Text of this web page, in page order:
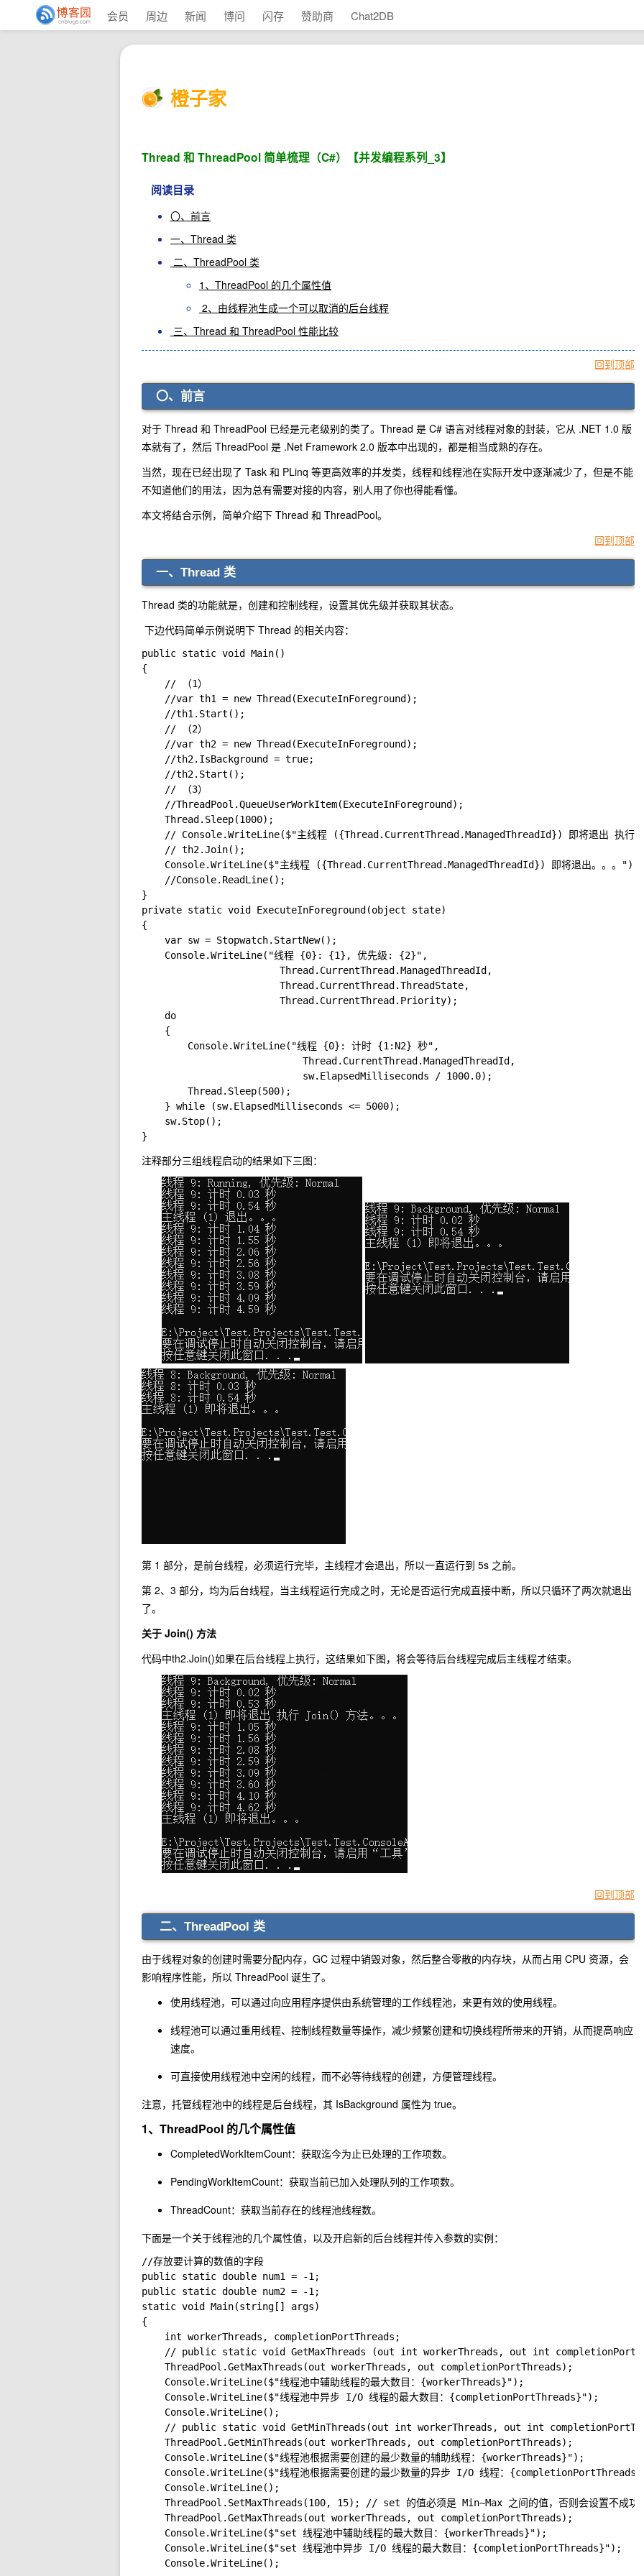
会员 周边 新闻 博问 闪存 赞助商 Chat2DB
橙子家
Thread 和 ThreadPool 简单梳理（C#）【并发编程系列_3】
阅读目录
〇、前言
一、Thread 类
二、ThreadPool 类
1、ThreadPool 的几个属性值
2、由线程池生成一个可以取消的后台线程
三、Thread 和 ThreadPool 性能比较
回到顶部
〇、前言
对于 Thread 和 ThreadPool 已经是元老级别的类了。Thread 是 C# 语言对线程对象的封装，它从 .NET 1.0 版
本就有了，然后 ThreadPool 是 .Net Framework 2.0 版本中出现的，都是相当成熟的存在。
当然，现在已经出现了 Task 和 PLinq 等更高效率的并发类，线程和线程池在实际开发中逐渐减少了，但是不能
不知道他们的用法，因为总有需要对接的内容，别人用了你也得能看懂。
本文将结合示例，简单介绍下 Thread 和 ThreadPool。
回到顶部
一、Thread 类
Thread 类的功能就是，创建和控制线程，设置其优先级并获取其状态。
下边代码简单示例说明下 Thread 的相关内容：
public static void Main()
{
    // （1）
    //var th1 = new Thread(ExecuteInForeground);
    //th1.Start();
    // （2）
    //var th2 = new Thread(ExecuteInForeground);
    //th2.IsBackground = true;
    //th2.Start();
    // （3）
    //ThreadPool.QueueUserWorkItem(ExecuteInForeground);
    Thread.Sleep(1000);
// Console.WriteLine($"主线程 ({Thread.CurrentThread.ManagedThreadId}) 即将退出 执行
    // th2.Join();
    Console.WriteLine($"主线程 ({Thread.CurrentThread.ManagedThreadId}) 即将退出。。。");
    //Console.ReadLine();
}
private static void ExecuteInForeground(object state)
{
    var sw = Stopwatch.StartNew();
    Console.WriteLine("线程 {0}: {1}, 优先级: {2}",
                        Thread.CurrentThread.ManagedThreadId,
                        Thread.CurrentThread.ThreadState,
                        Thread.CurrentThread.Priority);
    do
    {
        Console.WriteLine("线程 {0}: 计时 {1:N2} 秒",
                            Thread.CurrentThread.ManagedThreadId,
                            sw.ElapsedMilliseconds / 1000.0);
        Thread.Sleep(500);
    } while (sw.ElapsedMilliseconds <= 5000);
    sw.Stop();
}
注释部分三组线程启动的结果如下三图：
第 1 部分，是前台线程，必须运行完毕，主线程才会退出，所以一直运行到 5s 之前。
第 2、3 部分，均为后台线程，当主线程运行完成之时，无论是否运行完成直接中断，所以只循环了两次就退出
了。
关于 Join() 方法
代码中th2.Join()如果在后台线程上执行，这结果如下图，将会等待后台线程完成后主线程才结束。
回到顶部
二、ThreadPool 类
由于线程对象的创建时需要分配内存，GC 过程中销毁对象，然后整合零散的内存块，从而占用 CPU 资源，会
影响程序性能，所以 ThreadPool 诞生了。
使用线程池，可以通过向应用程序提供由系统管理的工作线程池，来更有效的使用线程。
线程池可以通过重用线程、控制线程数量等操作，减少频繁创建和切换线程所带来的开销，从而提高响应
速度。
可直接使用线程池中空闲的线程，而不必等待线程的创建，方便管理线程。
注意，托管线程池中的线程是后台线程，其 IsBackground 属性为 true。
1、ThreadPool 的几个属性值
CompletedWorkItemCount：获取迄今为止已处理的工作项数。
PendingWorkItemCount：获取当前已加入处理队列的工作项数。
ThreadCount：获取当前存在的线程池线程数。
下面是一个关于线程池的几个属性值，以及开启新的后台线程并传入参数的实例：
//存放要计算的数值的字段
public static double num1 = -1;
public static double num2 = -1;
static void Main(string[] args)
{
    int workerThreads, completionPortThreads;
// public static void GetMaxThreads (out int workerThreads, out int
    ThreadPool.GetMaxThreads(out workerThreads, out completionPortThreads);
    Console.WriteLine($"线程池中辅助线程的最大数目：{workerThreads}");
    Console.WriteLine($"线程池中异步 I/O 线程的最大数目：{completionPortThreads}");
    Console.WriteLine();
// public static void GetMinThreads(out int workerThreads, out int
    ThreadPool.GetMinThreads(out workerThreads, out completionPortThreads);
    Console.WriteLine($"线程池根据需要创建的最少数量的辅助线程：{workerThreads}");
Console.WriteLine($"线程池根据需要创建的最少数量的异步 I/O 线程：
    Console.WriteLine();
    ThreadPool.SetMaxThreads(100, 15); // set 的值必须是 Min~Max 之间的值，否则会设置不成功
    ThreadPool.GetMaxThreads(out workerThreads, out completionPortThreads);
    Console.WriteLine($"set 线程池中辅助线程的最大数目：{workerThreads}");
    Console.WriteLine($"set 线程池中异步 I/O 线程的最大数目：{completionPortThreads}");
    Console.WriteLine();